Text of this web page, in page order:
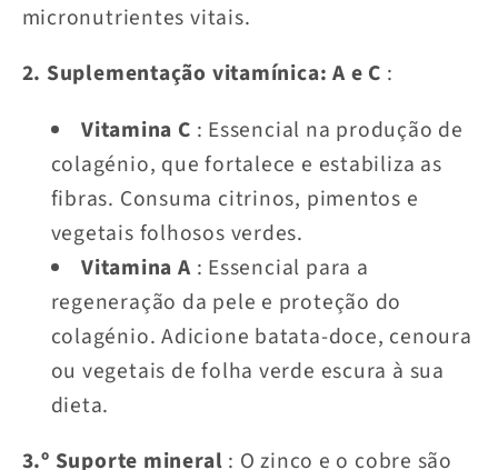
micronutrientes vitais.
2. Suplementação vitamínica: A e C :
Vitamina C : Essencial na produção de
colagénio, que fortalece e estabiliza as
fibras. Consuma citrinos, pimentos e
vegetais folhosos verdes.
Vitamina A: Essencial para a
regeneração da pele e proteção do
colagénio. Adicione batata-doce, cenoura
ou vegetais de folha verde escura à sua
dieta.
3.º Suporte mineral : O zinco e o cobre são